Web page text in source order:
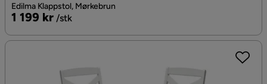
Edilma Klappstol, Mørkebrun
Pris
1 199 kr /stk